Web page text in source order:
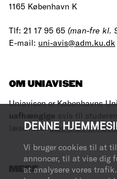
DENNE
Vi bruger cookies til at
annoncer, til at vise dig
at analysere vores
1165 København K
Tlf: 21 17 95 65 (man-fre kl.
E-mail: uni-avis@adm.ku.dk
OM UNIAVISEN
Uniavisen er Københavns
uafhængige avis til
læse med.Læs mere om
MERE